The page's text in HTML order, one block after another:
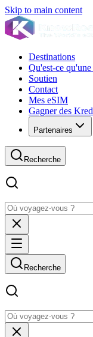
Skip to main content
Destinations
Qu'est-ce
Soutien
Contact
Mes eSIM
Gagner des
Partenaires
Recherche
Recherche